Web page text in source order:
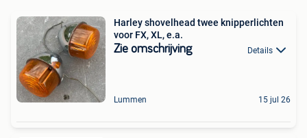
Harley shovelhead twee knipperlichten
voor FX, XL, e.a.
Zie omschrijving Details
Lummen 15 jul 26